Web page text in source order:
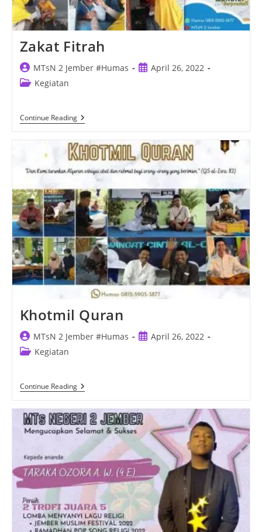
Zakat Fitrah
Post
author:
MTsN 2 Jember #Humas
PostApril 26, 2022
PostKegiatan
Continue ReadingZakat
Fitrah
Khotmil Quran
Post
author:
MTsN 2 Jember #Humas
PostApril 26, 2022
PostKegiatan
Continue ReadingKhotmil
Quran